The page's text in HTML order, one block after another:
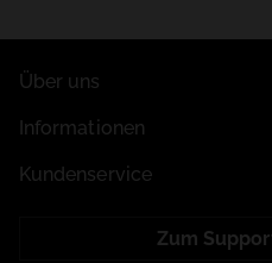
Über uns
Informationen
Kundenservice
Zum